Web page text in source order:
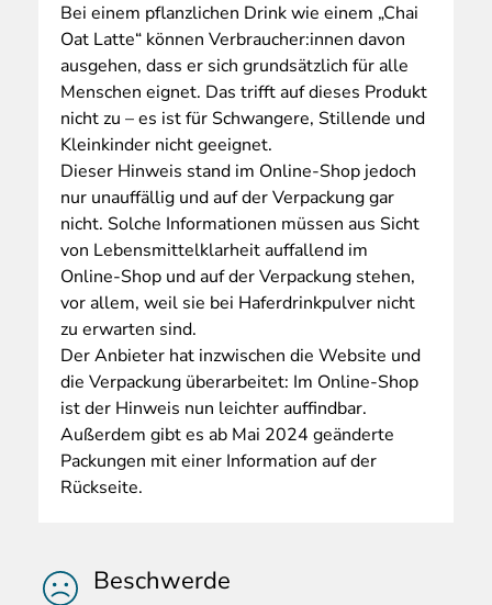
Bei einem pflanzlichen Drink wie einem „Chai
Oat Latte“ können Verbraucher:innen davon
ausgehen, dass er sich grundsätzlich für alle
Menschen eignet. Das trifft auf dieses Produkt
nicht zu – es ist für Schwangere, Stillende und
Kleinkinder nicht geeignet.
Dieser Hinweis stand im Online-Shop jedoch
nur unauffällig und auf der Verpackung gar
nicht. Solche Informationen müssen aus Sicht
von Lebensmittelklarheit auffallend im
Online-Shop und auf der Verpackung stehen,
vor allem, weil sie bei Haferdrinkpulver nicht
zu erwarten sind.
Der Anbieter hat inzwischen die Website und
die Verpackung überarbeitet: Im Online-Shop
ist der Hinweis nun leichter auffindbar.
Außerdem gibt es ab Mai 2024 geänderte
Packungen mit einer Information auf der
Rückseite.
Beschwerde